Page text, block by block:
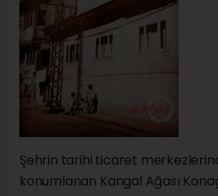
Şehrin tarihi ticaret
konumlanan Kangal Ağası